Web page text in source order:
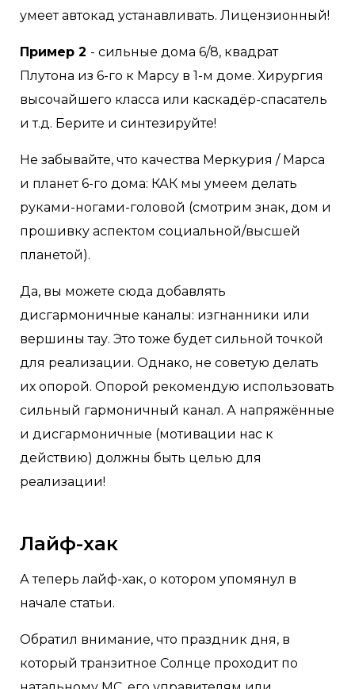
умеет автокад устанавливать. Лицензионный!
Пример 2 - сильные дома 6/8, квадрат
Плутона из 6-го к Марсу в 1-м доме. Хирургия
высочайшего класса или каскадёр-спасатель
и т.д. Берите и синтезируйте!
Не забывайте, что качества Меркурия / Марса
и планет 6-го дома: КАК мы умеем делать
руками-ногами-головой (смотрим знак, дом и
прошивку аспектом социальной/высшей
планетой).
Да, вы можете сюда добавлять
дисгармоничные каналы: изгнанники или
вершины тау. Это тоже будет сильной точкой
для реализации. Однако, не советую делать
их опорой. Опорой рекомендую использовать
сильный гармоничный канал. А напряжённые
и дисгармоничные (мотивации нас к
действию) должны быть целью для
реализации!
Лайф-хак
А теперь лайф-хак, о котором упомянул в
начале статьи.
Обратил внимание, что праздник дня, в
который транзитное Солнце проходит по